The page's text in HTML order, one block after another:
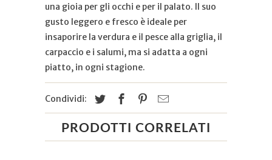
una gioia per gli occhi e per il palato. Il suo
gusto leggero e fresco è ideale per
insaporire la verdura e il pesce alla griglia, il
carpaccio e i salumi, ma si adatta a ogni
piatto, in ogni stagione.
Condividi:
PRODOTTI CORRELATI